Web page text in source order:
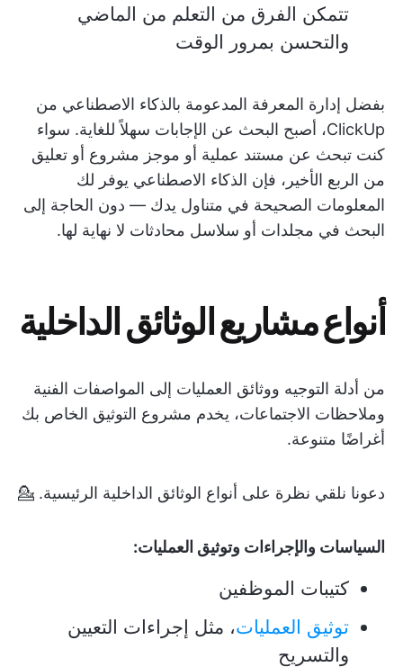
تتمكن الفرق من التعلم من الماضي
والتحسن بمرور الوقت
بفضل إدارة المعرفة المدعومة بالذكاء الاصطناعي من
ClickUp، أصبح البحث عن الإجابات سهلاً للغاية. سواء
كنت تبحث عن مستند عملية أو موجز مشروع أو تعليق
من الربع الأخير، فإن الذكاء الاصطناعي يوفر لك
المعلومات الصحيحة في متناول يدك — دون الحاجة إلى
البحث في مجلدات أو سلاسل محادثات لا نهاية لها.
أنواع مشاريع الوثائق الداخلية
من أدلة التوجيه ووثائق العمليات إلى المواصفات الفنية
وملاحظات الاجتماعات، يخدم مشروع التوثيق الخاص بك
أغراضًا متنوعة.
دعونا نلقي نظرة على أنواع الوثائق الداخلية الرئيسية. 💁
السياسات والإجراءات وتوثيق العمليات:
كتيبات الموظفين
توثيق العمليات، مثل إجراءات التعيين
والتسريح